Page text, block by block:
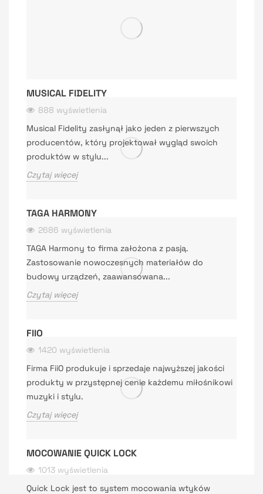
MUSICAL FIDELITY
888 wyświetlenia
Musical Fidelity zasłynął jako jeden z pierwszych
producentów, który projektował wygląd swoich
produktów w stylu...
Czytaj więcej
TAGA HARMONY
2686 wyświetlenia
TAGA Harmony to firma założona z pasją.
Zastosowanie nowoczesnych materiałów do
budowy urządzeń, zaawansowana...
Czytaj więcej
FIIO
1420 wyświetlenia
Firma FiiO produkuje i sprzedaje najwyższej jakości
produkty w przystępnej cenie każdemu miłośnikowi
muzyki i stylu.
Czytaj więcej
MOCOWANIE QUICK LOCK
1013 wyświetlenia
Quick Lock jest to system mocowania wtyków